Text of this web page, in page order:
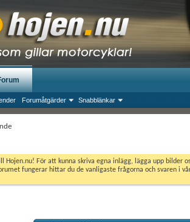
Forumåtgärder Snabblänkar
Hojen.nu! För att kunna skriva egna inlägg, lägga upp
fungerar hittar du de vanligaste frågorna och svaren i